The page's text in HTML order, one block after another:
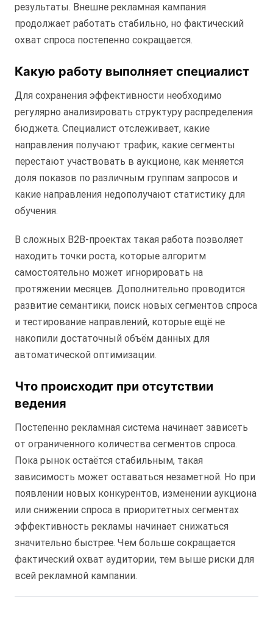
результаты. Внешне рекламная кампания
продолжает работать стабильно, но фактический
охват спроса постепенно сокращается.
Какую работу выполняет специалист
Для сохранения эффективности необходимо
регулярно анализировать структуру распределения
бюджета. Специалист отслеживает, какие
направления получают трафик, какие сегменты
перестают участвовать в аукционе, как меняется
доля показов по различным группам запросов и
какие направления недополучают статистику для
обучения.
В сложных B2B-проектах такая работа позволяет
находить точки роста, которые алгоритм
самостоятельно может игнорировать на
протяжении месяцев. Дополнительно проводится
развитие семантики, поиск новых сегментов спроса
и тестирование направлений, которые ещё не
накопили достаточный объём данных для
автоматической оптимизации.
Что происходит при отсутствии
ведения
Постепенно рекламная система начинает зависеть
от ограниченного количества сегментов спроса.
Пока рынок остаётся стабильным, такая
зависимость может оставаться незаметной. Но при
появлении новых конкурентов, изменении аукциона
или снижении спроса в приоритетных сегментах
эффективность рекламы начинает снижаться
значительно быстрее. Чем больше сокращается
фактический охват аудитории, тем выше риски для
всей рекламной кампании.